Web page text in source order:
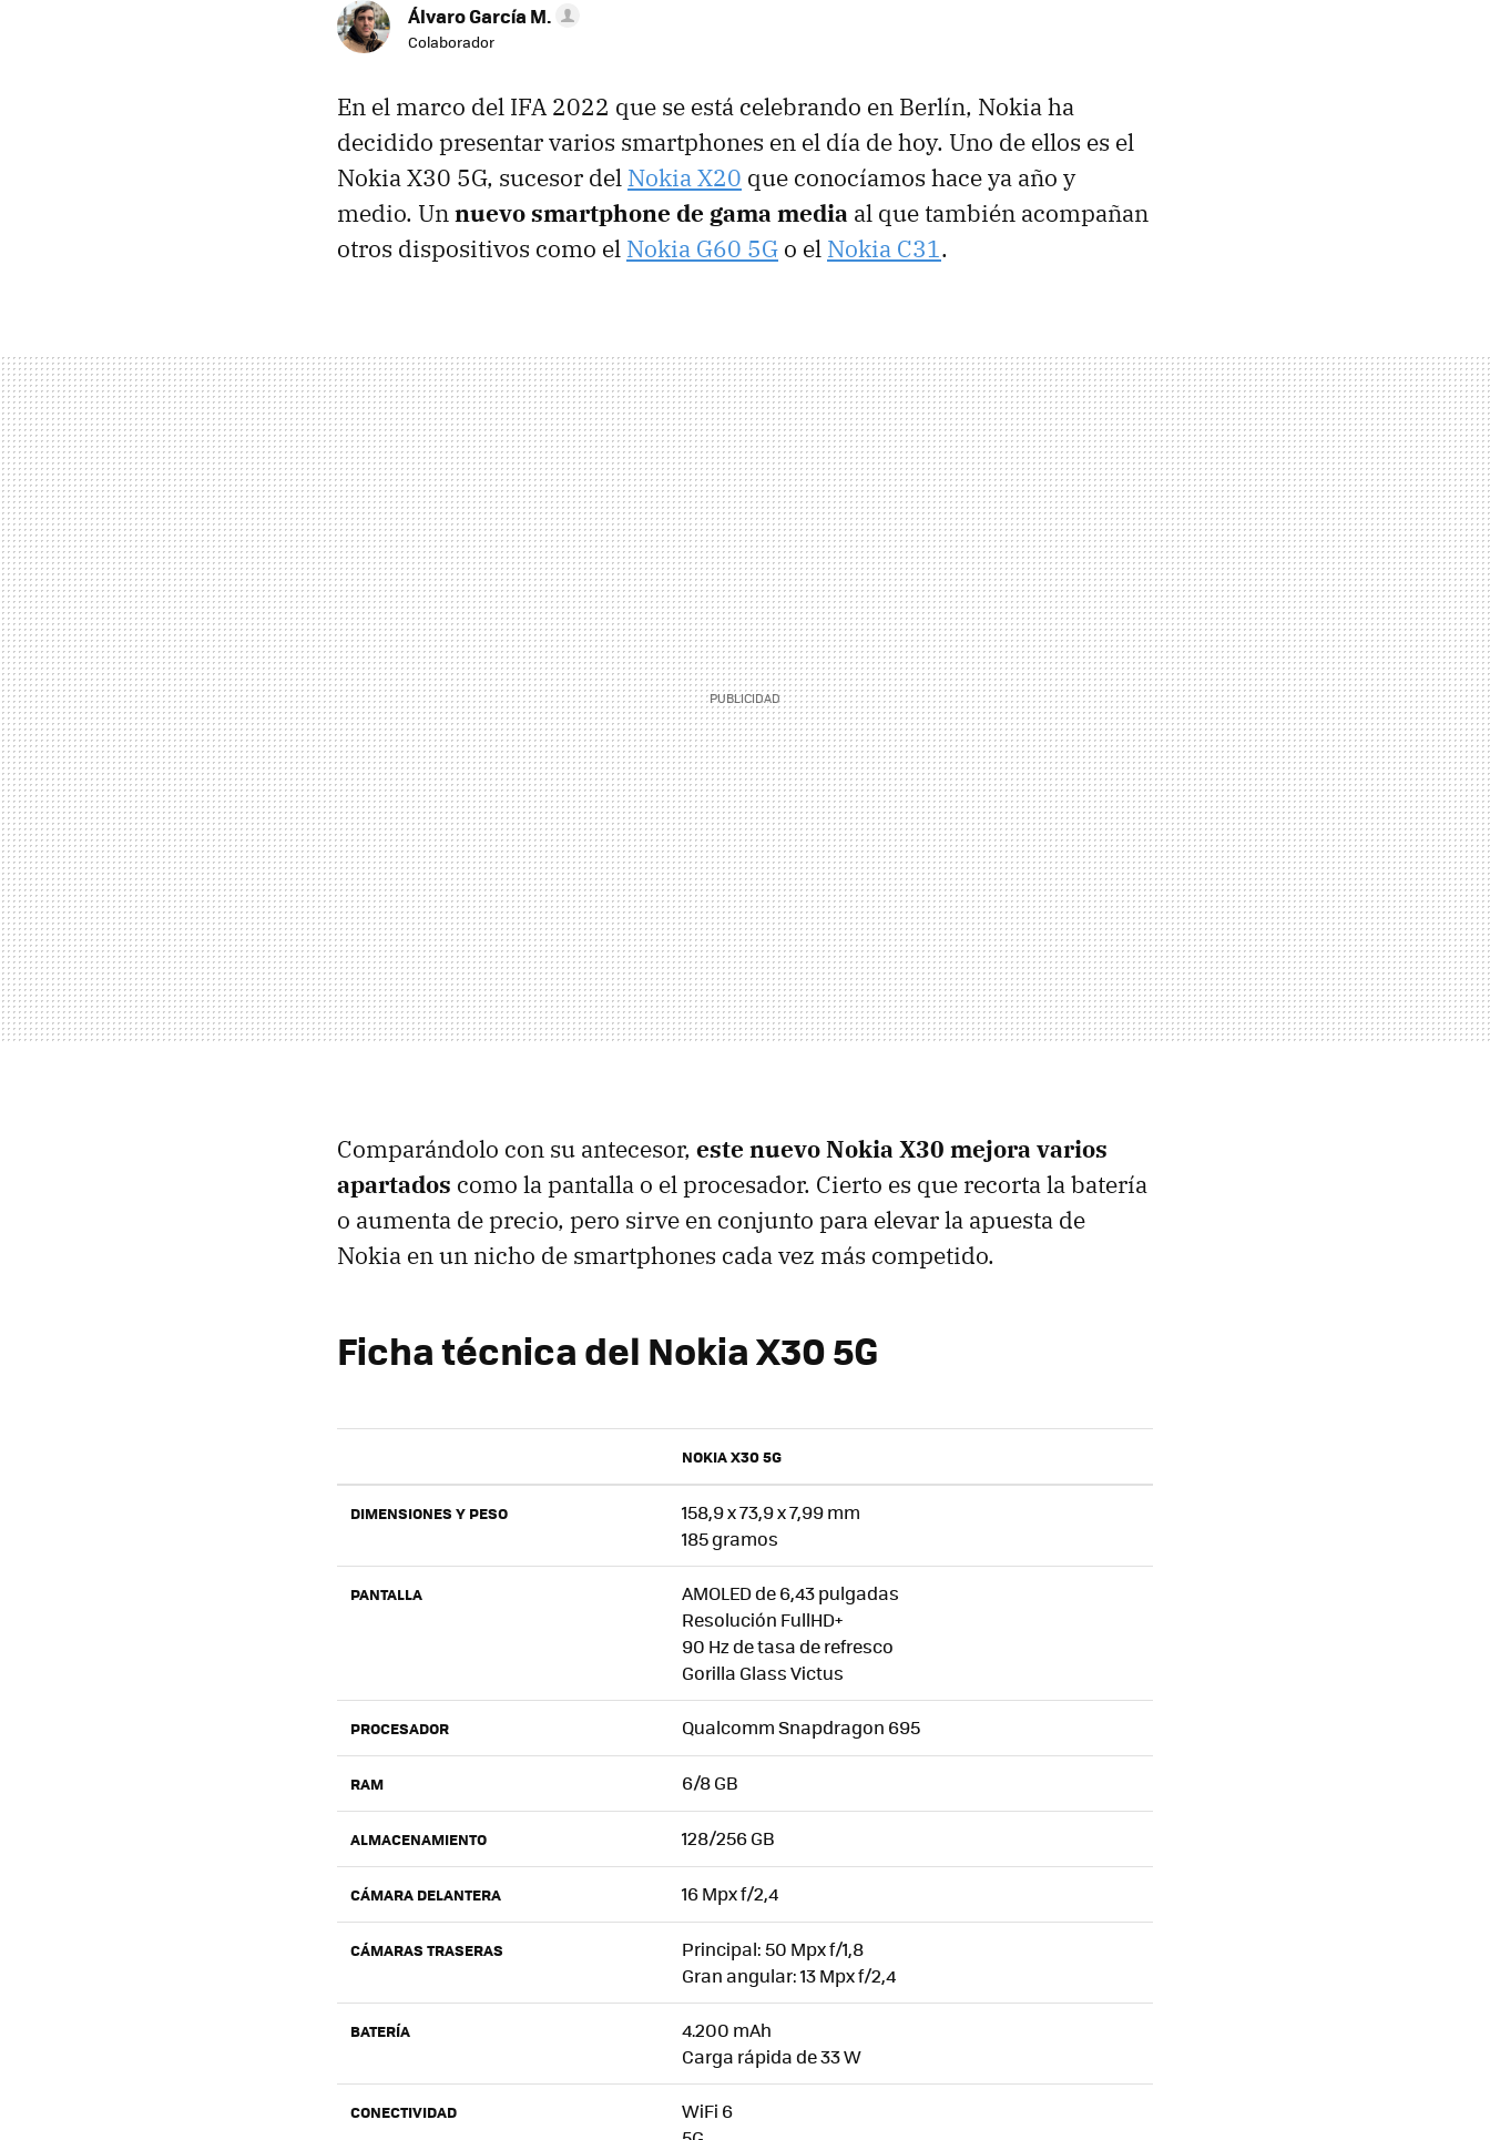
Álvaro García M.
Colaborador
En el marco del IFA 2022 que se está celebrando en Berlín, Nokia ha
decidido presentar varios smartphones en el día de hoy. Uno de ellos es el
Nokia X30 5G, sucesor del Nokia X20 que conocíamos hace ya año y
medio. Unnuevo smartphone de gama media al que también acompañan
otros dispositivos como el Nokia G60 5G o el Nokia C31.
Comparándolo con su antecesor, este nuevo Nokia X30 mejora varios
apartados como la pantalla o el procesador. Cierto es que recorta la batería
o aumenta de precio, pero sirve en conjunto para elevar la apuesta de
Nokia en un nicho de smartphones cada vez más competido.
Ficha técnica del Nokia X30 5G
NOKIA X30 5G
DIMENSIONES Y PESO
158,9 x 73,9 x 7,99 mm
185 gramos
PANTALLA
AMOLED de 6,43 pulgadas
Resolución FullHD+
90 Hz de tasa de refresco
Gorilla Glass Victus
PROCESADOR Qualcomm Snapdragon 695
RAM 6/8 GB
ALMACENAMIENTO 128/256 GB
CÁMARA DELANTERA 16 Mpx f/2,4
CÁMARAS TRASERAS
Principal: 50 Mpx f/1,8
Gran angular: 13 Mpx f/2,4
BATERÍA
4.200 mAh
Carga rápida de 33 W
CONECTIVIDAD
WiFi 6